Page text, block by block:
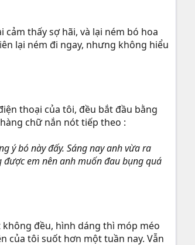
thấy sợ hãi, và lại ném bó hoa
lại ném đi ngay, nhưng không hiểu
thoại của tôi, đều bắt đầu bằng
chữ nắn nót tiếp theo :
ý bó này đấy. Sáng nay anh vừa ra
em nên anh muốn đau bụng quá
đều, hình dáng thì móp méo
của tôi suốt hơn một tuần nay. Vẫn